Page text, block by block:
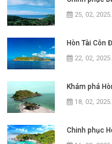
25, 02, 2025.
22, 02, 2025.
18, 02, 2025.